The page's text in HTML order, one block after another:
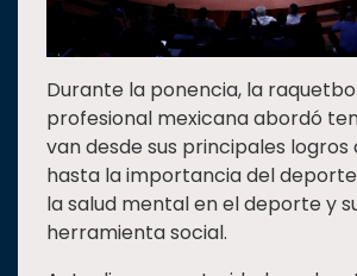
Vinculación
Historia
Universiada
Nacional
Durante la ponencia, la
profesional mexicana abordó
van desde sus principales
hasta la importancia del
la salud mental en el deporte y
herramienta social.